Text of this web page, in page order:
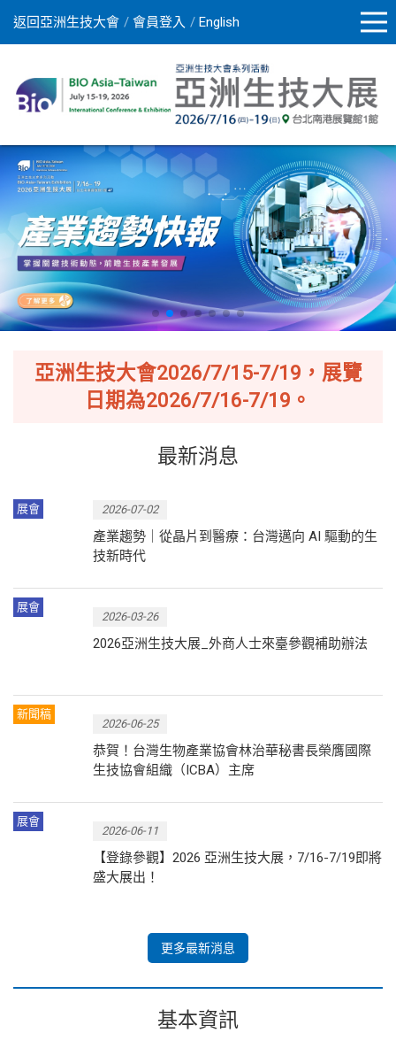
返回亞洲生技大會 會員登入 English
亞洲生技大會2026/7/15-7/19，展覽
日期為2026/7/16-7/19。
最新消息
展會 2026-07-02
產業趨勢｜從晶片到醫療：台灣邁向 AI 驅動的生
技新時代
展會
2026-03-26
2026亞洲生技大展_外商人士來臺參觀補助辦法
新聞稿
2026-06-25
恭賀！台灣生物產業協會林治華秘書長榮膺國際
生技協會組織（ICBA）主席
展會
2026-06-11
【登錄參觀】2026 亞洲生技大展，7/16-7/19即將
盛大展出！
更多最新消息
基本資訊